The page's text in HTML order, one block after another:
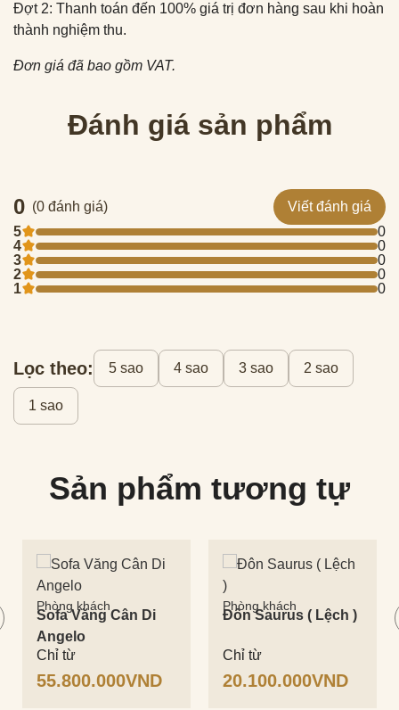
Đợt 2: Thanh toán đến 100% giá trị đơn hàng sau khi hoàn
thành nghiệm thu.
Đơn giá đã bao gồm VAT.
Đánh giá sản phẩm
0 (0 đánh giá)
Viết đánh giá
5
0
4
0
3
0
2
0
1
0
Lọc theo: 5 sao 4 sao 3 sao 2 sao
1 sao
Sản phẩm tương tự
Phòng khách
Sofa Văng Cân Di
Angelo
Chỉ từ
55.800.000VND
Phòng khách
Đôn Saurus ( Lệch )
Chỉ từ
20.100.000VND